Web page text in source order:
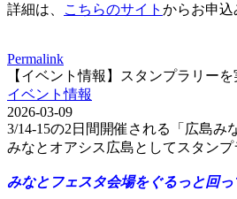
詳細は、
こちらのサイト からお申込
Permalink
【イベント情報】スタンプラリー
イベント情報
2026-03-09
3/14-15の2日間開催される「広島み
みなとオアシス広島としてスタンプ
みなとフェスタ会場をぐるっと回